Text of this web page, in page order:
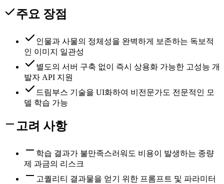
주요 장점
인물과 사물의 정체성을 완벽하게 보존하는 독보적
인 이미지 일관성
별도의 서버 구축 없이 즉시 상용화 가능한 고성능 개
발자 API 지원
드림부스 기술을 UI화하여 비전문가도 전문적인 모
델 학습 가능
고려 사항
학습 결과가 불만족스러워도 비용이 발생하는 종량
제 과금의 리스크
고퀄리티 결과물을 얻기 위한 프롬프트 및 파라미터